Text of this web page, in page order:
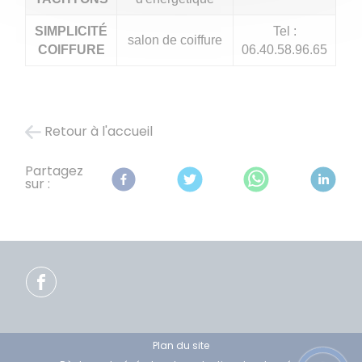
SIMPLICITÉ
COIFFURE
salon de coiffure
Tel :
06.40.58.96.65
Retour à l'accueil
Partagez
sur :
Plan du site